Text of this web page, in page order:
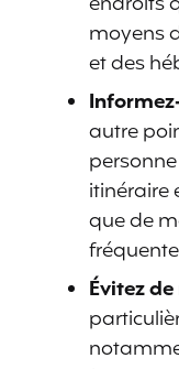
moyens
et des
autre
itinéraire
que de
Évitez